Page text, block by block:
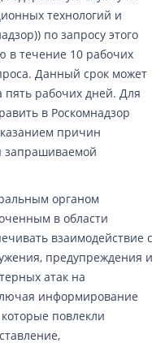
технологий и
по запросу этого
в течение 10 рабочих
Данный срок может
рабочих дней. Для
в Роскомнадзор
причин
запрашиваемой
органом
в области
взаимодействие с
предупреждения и
атак на
информирование
повлекли